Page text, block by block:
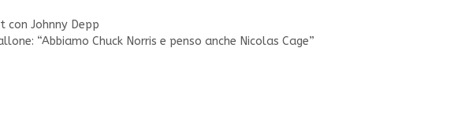
con Johnny Depp
“Abbiamo Chuck Norris e penso anche Nicolas Cage”